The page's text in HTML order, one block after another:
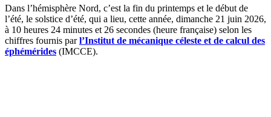
Dans l’hémisphère Nord, c’est la fin du printemps et le début de
l’été, le solstice d’été, qui a lieu, cette année, dimanche 21 juin 2026,
à 10 heures 24 minutes et 26 secondes (heure française) selon les
chiffres fournis parl’Institut de mécanique céleste et de calcul des
éphémérides (IMCCE).